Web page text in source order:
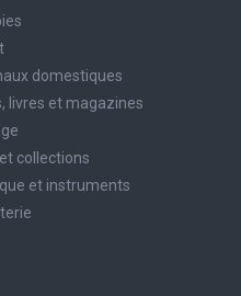
domestiques
livres et magazines
collections
et instruments